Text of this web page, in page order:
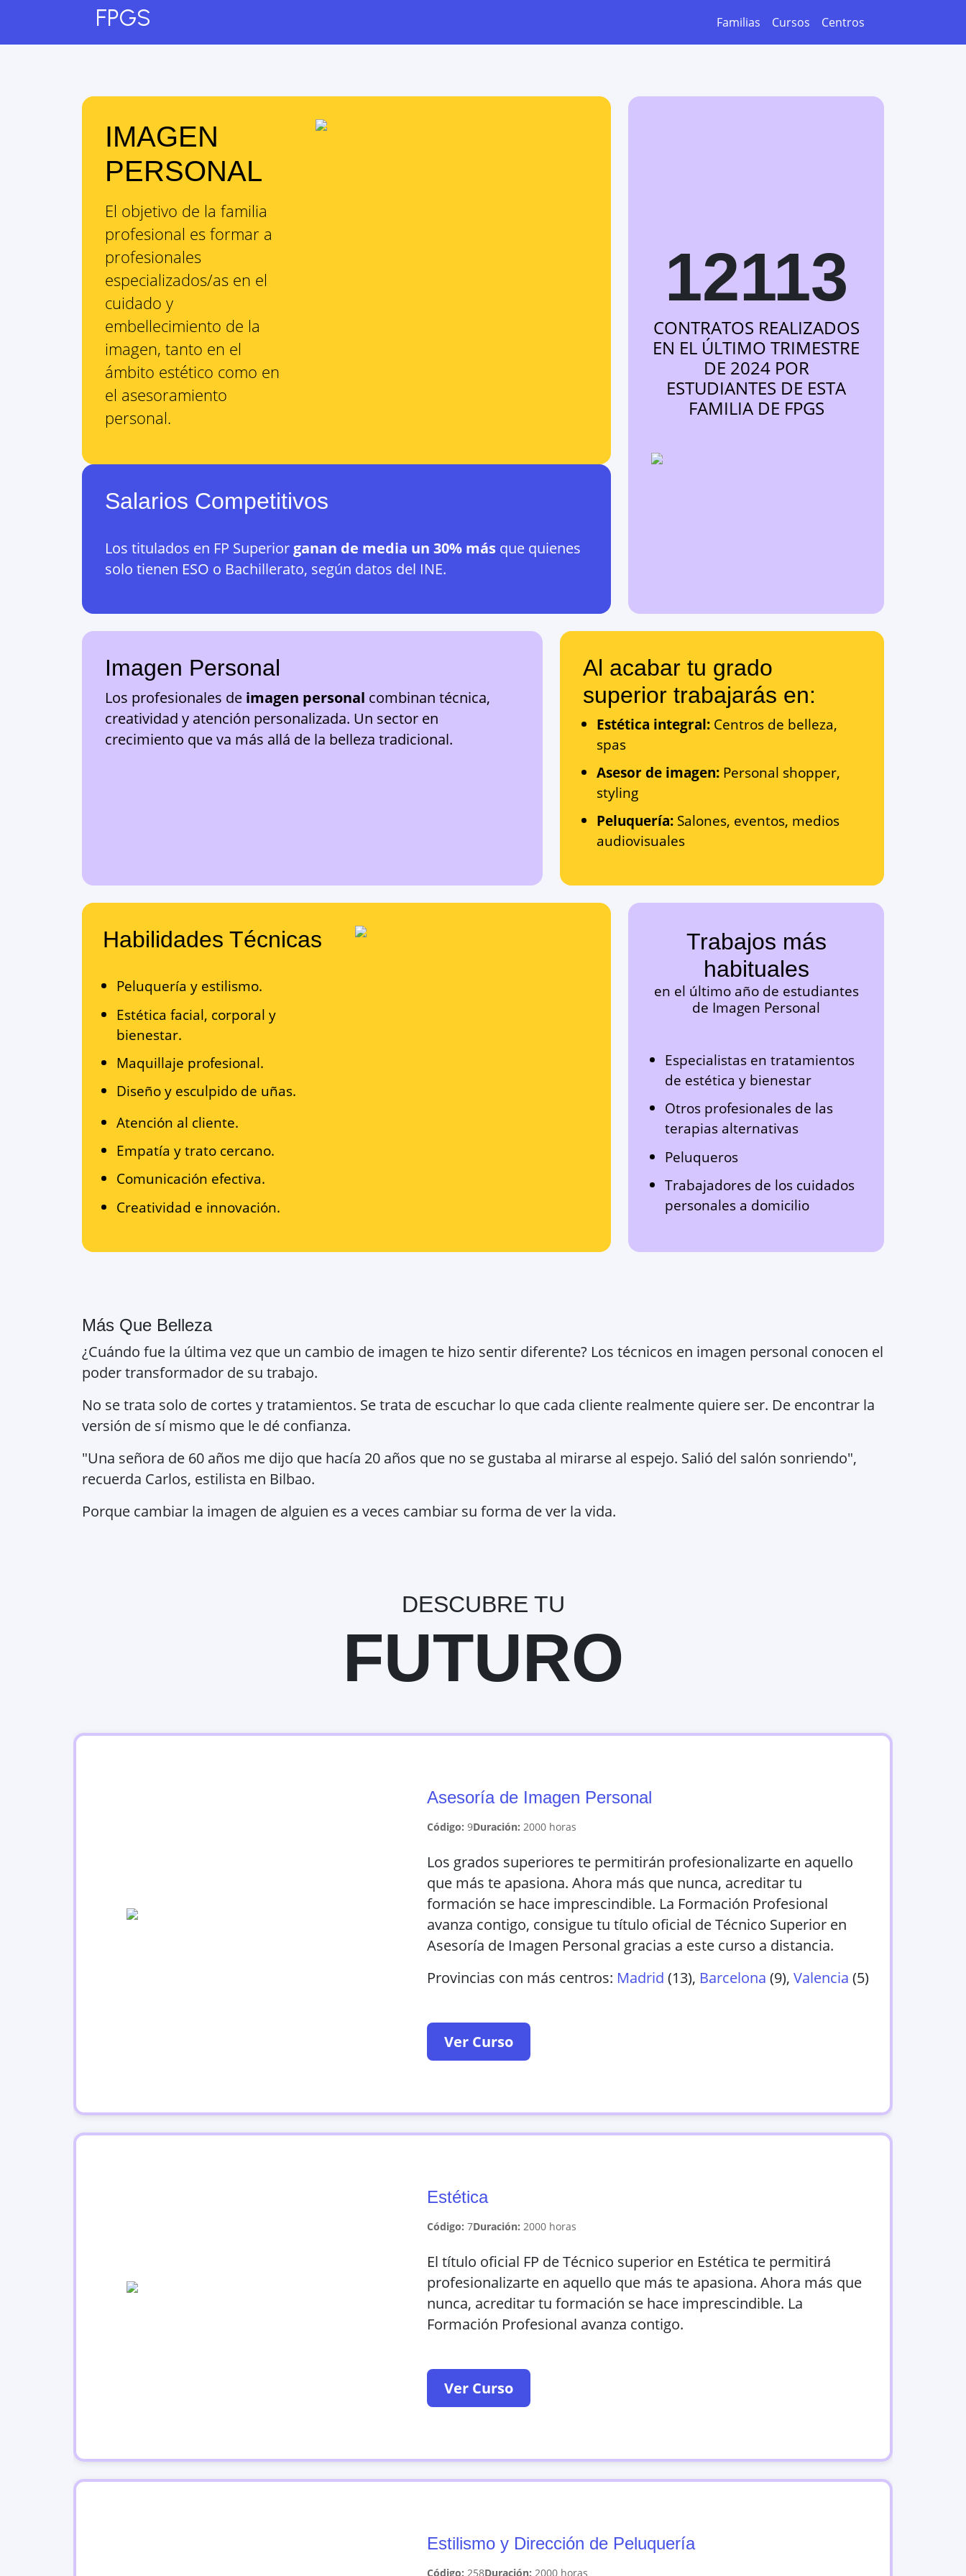
FPGS Familias Cursos Centros
IMAGEN
PERSONAL
El objetivo de la familia
profesional es formar a
profesionales
especializados/as en el
cuidado y
embellecimiento de la
imagen, tanto en el
ámbito estético como en
el asesoramiento
personal.
Salarios Competitivos
Los titulados en FP Superior ganan de media un 30% más que quienes
solo tienen ESO o Bachillerato, según datos del INE.
12113
CONTRATOS REALIZADOS
EN EL ÚLTIMO TRIMESTRE
DE 2024 POR
ESTUDIANTES DE ESTA
FAMILIA DE FPGS
Imagen Personal
Los profesionales de imagen personal combinan técnica,
creatividad y atención personalizada. Un sector en
crecimiento que va más allá de la belleza tradicional.
Al acabar tu grado
superior trabajarás en:
Estética integral: Centros de belleza,
spas
Asesor de imagen: Personal shopper,
styling
Peluquería: Salones, eventos, medios
audiovisuales
Habilidades Técnicas
Peluquería y estilismo.
Estética facial, corporal y
bienestar.
Maquillaje profesional.
Diseño y esculpido de uñas.
Atención al cliente.
Empatía y trato cercano.
Comunicación efectiva.
Creatividad e innovación.
Trabajos más
habituales
en el último año de estudiantes
de Imagen Personal
Especialistas en tratamientos
de estética y bienestar
Otros profesionales de las
terapias alternativas
Peluqueros
Trabajadores de los cuidados
personales a domicilio
Más Que Belleza
¿Cuándo fue la última vez que un cambio de imagen te hizo sentir diferente? Los técnicos en imagen personal conocen el
poder transformador de su trabajo.
No se trata solo de cortes y tratamientos. Se trata de escuchar lo que cada cliente realmente quiere ser. De encontrar la
versión de sí mismo que le dé confianza.
"Una señora de 60 años me dijo que hacía 20 años que no se gustaba al mirarse al espejo. Salió del salón sonriendo",
recuerda Carlos, estilista en Bilbao.
Porque cambiar la imagen de alguien es a veces cambiar su forma de ver la vida.
DESCUBRE TU
FUTURO
Asesoría de Imagen Personal
Código: 9Duración: 2000 horas
Los grados superiores te permitirán profesionalizarte en aquello
que más te apasiona. Ahora más que nunca, acreditar tu
formación se hace imprescindible. La Formación Profesional
avanza contigo, consigue tu título oficial de Técnico Superior en
Asesoría de Imagen Personal gracias a este curso a distancia.
Provincias con más centros: Madrid (13), Barcelona (9),Valencia (5)
Ver Curso
Estética
Código: 7Duración: 2000 horas
El título oficial FP de Técnico superior en Estética te permitirá
profesionalizarte en aquello que más te apasiona. Ahora más que
nunca, acreditar tu formación se hace imprescindible. La
Formación Profesional avanza contigo.
Ver Curso
Estilismo y Dirección de Peluquería
Código: 258Duración: 2000 horas